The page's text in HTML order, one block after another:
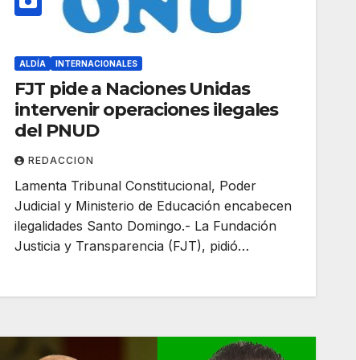
ALDÍA INTERNACIONALES
FJT pide a Naciones Unidas
intervenir operaciones ilegales
del PNUD
REDACCION
Lamenta Tribunal Constitucional, Poder
Judicial y Ministerio de Educación encabecen
ilegalidades Santo Domingo.- La Fundación
Justicia y Transparencia (FJT), pidió…